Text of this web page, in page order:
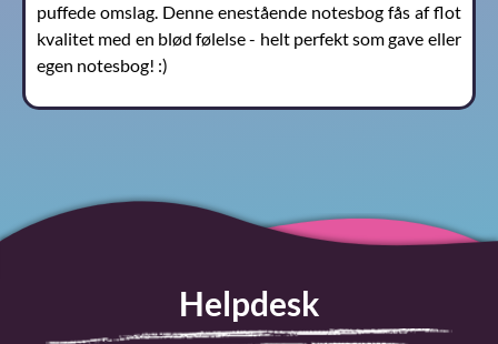
puffede omslag. Denne enestående notesbog fås af flot
kvalitet med en blød følelse - helt perfekt som gave eller
egen notesbog! :)
Helpdesk